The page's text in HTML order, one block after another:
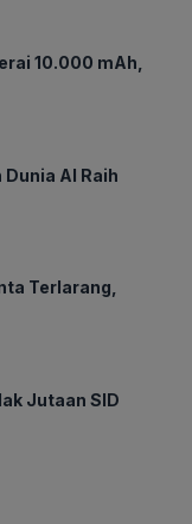
10.000 mAh,
AI Raih
Terlarang,
Jutaan SID